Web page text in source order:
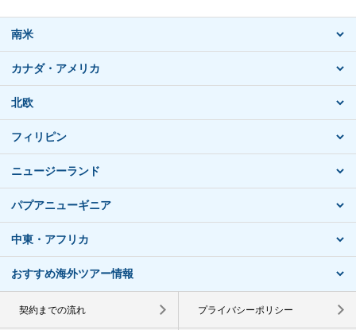
南米
カナダ・アメリカ
北欧
フィリピン
ニュージーランド
パプアニューギニア
中東・アフリカ
おすすめ海外ツアー情報
契約までの流れ プライバシーポリシー